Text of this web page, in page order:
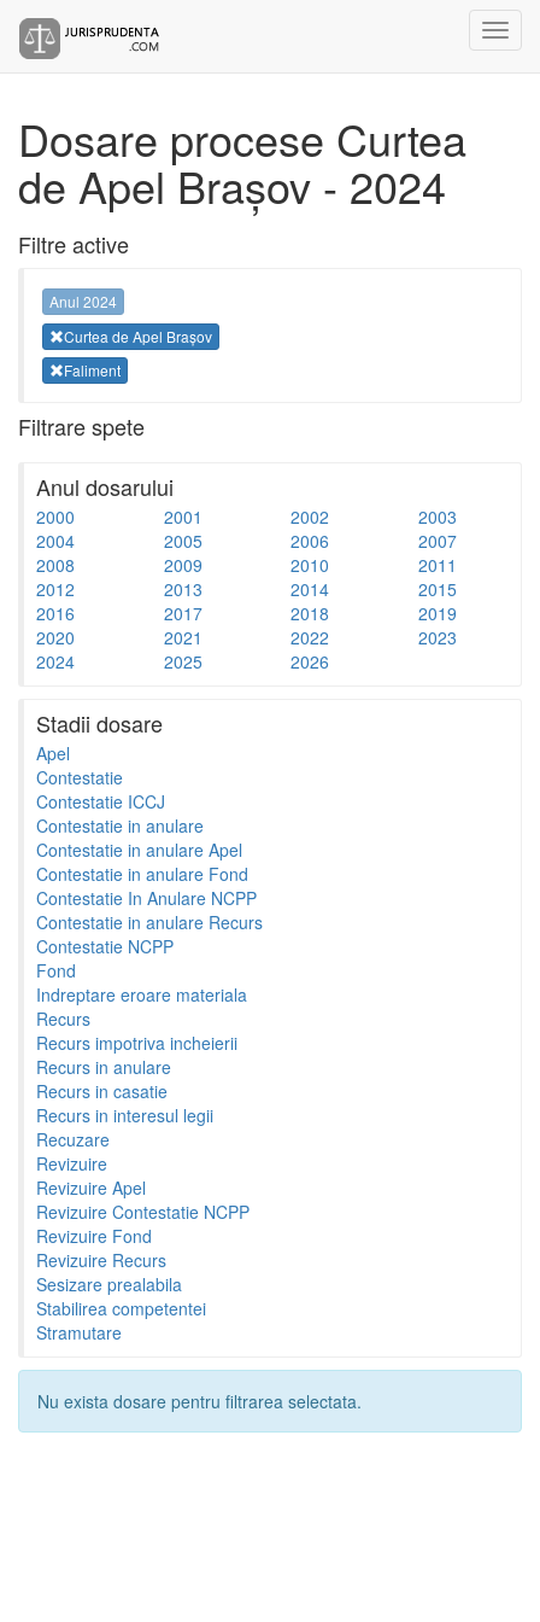
Dosare procese Curtea
de Apel Brașov - 2024
Filtre active
Anul 2024
Curtea de Apel Brașov
Faliment
Filtrare spete
Anul dosarului
2000 2001 2002
2003
2004
2005 2006
2007
2008
2009 2010
2011
2012
2013 2014
2015
2016
2017 2018
2019
2020
2021 2022
2023
2024
2025 2026
Stadii dosare
Apel
Contestatie
Contestatie ICCJ
Contestatie in anulare
Contestatie in anulare Apel
Contestatie in anulare Fond
Contestatie In Anulare NCPP
Contestatie in anulare Recurs
Contestatie NCPP
Fond
Indreptare eroare materiala
Recurs
Recurs impotriva incheierii
Recurs in anulare
Recurs in casatie
Recurs in interesul legii
Recuzare
Revizuire
Revizuire Apel
Revizuire Contestatie NCPP
Revizuire Fond
Revizuire Recurs
Sesizare prealabila
Stabilirea competentei
Stramutare
Nu exista dosare pentru filtrarea selectata.